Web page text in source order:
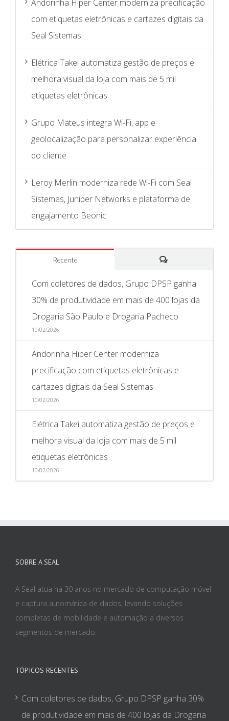
Andorinha Hiper Center moderniza precificação
com etiquetas eletrônicas e cartazes digitais da
Seal Sistemas
Elétrica Takei automatiza gestão de preços e
melhora visual da loja com mais de 5 mil
etiquetas eletrônicas
Grupo Mateus integra Wi-Fi, app e
geolocalização para personalizar experiência
do cliente
Leroy Merlin moderniza rede Wi-Fi com Seal
Sistemas, Juniper Networks e plataforma de
engajamento Beonic
Recente
Comentários
Com coletores de dados, Grupo DPSP ganha
30% de produtividade em mais de 400 lojas da
Drogaria São Paulo e Drogaria Pacheco
10/02/2026
Andorinha Hiper Center moderniza
precificação com etiquetas eletrônicas e
cartazes digitais da Seal Sistemas
10/02/2026
Elétrica Takei automatiza gestão de preços e
melhora visual da loja com mais de 5 mil
etiquetas eletrônicas
10/02/2026
SOBRE A SEAL
A Seal atua há 30 anos no mercado de computação móvel
e captura automática de dados, levando soluções
completas de mobilidade e automação a diversos
segmentos de mercado.
TÓPICOS RECENTES
Com coletores de dados, Grupo DPSP ganha 30%
de produtividade em mais de 400 lojas da Drogaria